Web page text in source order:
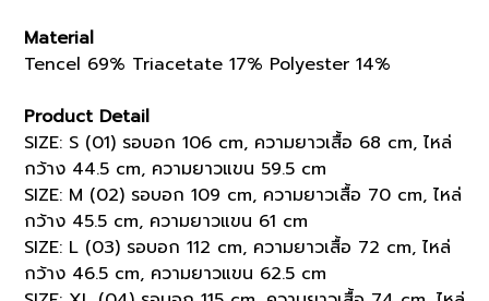
Material
Tencel 69% Triacetate 17% Polyester 14%
Product Detail
SIZE: S (01) รอบอก 106 cm, ความยาวเสื้อ 68 cm, ไหล่
กว้าง 44.5 cm, ความยาวแขน 59.5 cm
SIZE: M (02) รอบอก 109 cm, ความยาวเสื้อ 70 cm, ไหล่
กว้าง 45.5 cm, ความยาวแขน 61 cm
SIZE: L (03) รอบอก 112 cm, ความยาวเสื้อ 72 cm, ไหล่
กว้าง 46.5 cm, ความยาวแขน 62.5 cm